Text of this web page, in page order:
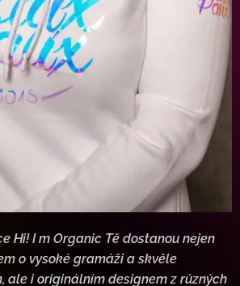
Hi! I m Organic Tě dostanou nejen
o vysoké gramáži a skvěle
ale i originálním designem z různých